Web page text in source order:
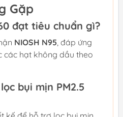
Gặp
đạt tiêu chuẩn gì?
NIOSH N95 , đáp ứng
các hạt không dầu theo
bụi mịn PM2.5